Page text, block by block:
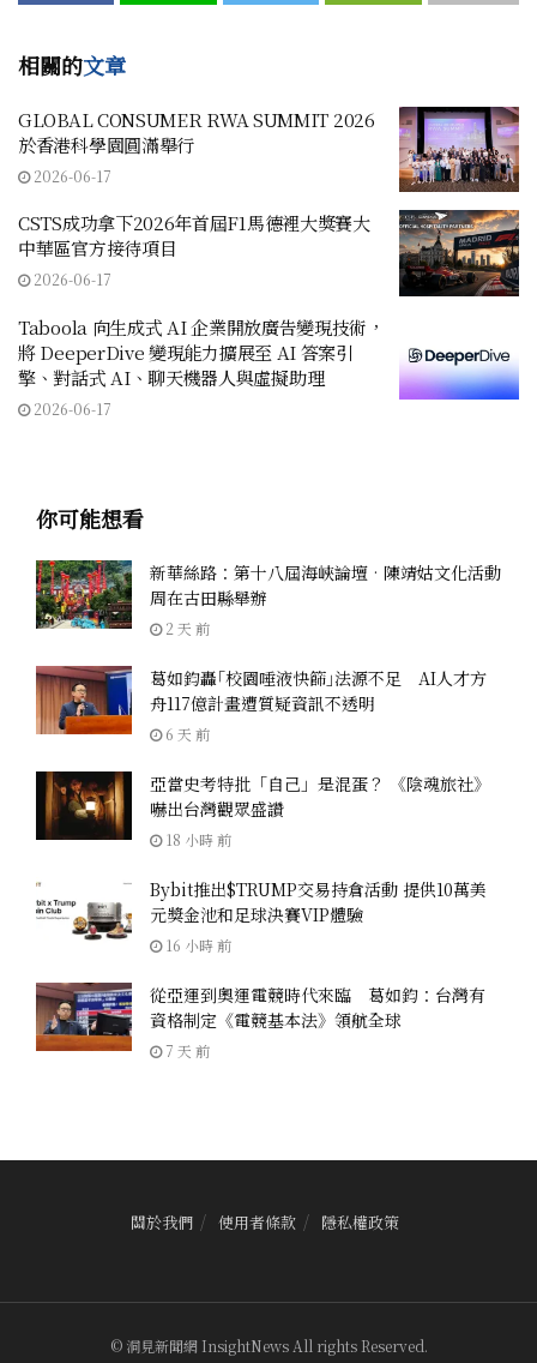
相關的文章
GLOBAL CONSUMER RWA SUMMIT 2026
於香港科學園圓滿舉行
2026-06-17
CSTS成功拿下2026年首屆F1馬德裡大獎賽大
中華區官方接待項目
2026-06-17
Taboola 向生成式 AI 企業開放廣告變現技術，
將 DeeperDive 變現能力擴展至 AI 答案引
擎、對話式 AI、聊天機器人與虛擬助理
2026-06-17
你可能想看
新華絲路：第十八屆海峽論壇•陳靖姑文化活動
周在古田縣舉辦
2 天 前
葛如鈞轟｢校園唾液快篩｣法源不足 AI人才方
舟117億計畫遭質疑資訊不透明
6 天 前
亞當史考特批「自己」是混蛋？ 《陰魂旅社》
嚇出台灣觀眾盛讚
18 小時 前
Bybit推出$TRUMP交易持倉活動 提供10萬美
元獎金池和足球決賽VIP體驗
16 小時 前
從亞運到奧運電競時代來臨 葛如鈞：台灣有
資格制定《電競基本法》領航全球
7 天 前
關於我們 使用者條款 隱私權政策
© 洞見新聞網 InsightNews All rights Reserved.